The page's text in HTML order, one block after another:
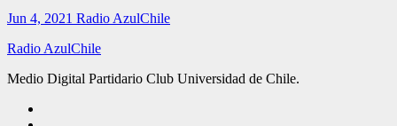
Jun 4, 2021 Radio AzulChile
Radio AzulChile
Medio Digital Partidario Club Universidad de Chile.